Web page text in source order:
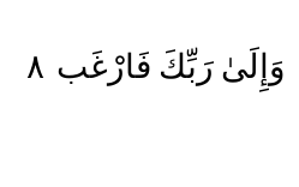
وَإِلَىٰ رَبِّكَ فَارْغَب ٨